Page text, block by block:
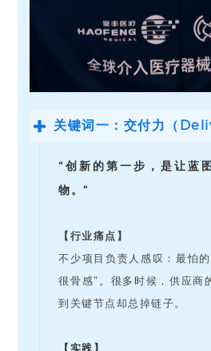
关键词一：交付力（
“创新的第一步，是让蓝
物。”
【行业痛点】
不少项目负责人感叹：最怕
很骨感”。很多时候，供应商
到关键节点却总掉链子。
【实践】